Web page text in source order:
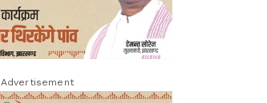
Advertisement